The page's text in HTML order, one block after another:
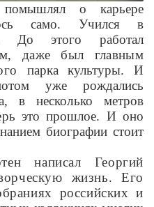
о карьере
само. Учился в
До этого работал
даже был главным
парка культуры. И
уже рождались
в несколько метров
это прошлое. И оно
биографии стоит
написал Георгий
жизнь. Его
российских и